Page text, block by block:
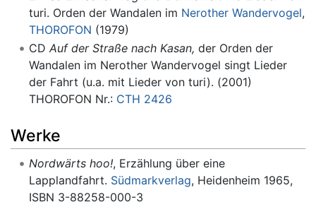
turi. Orden der Wandalen im Nerother Wandervogel,
THOROFON (1979)
CD Auf der Straße nach Kasan, der Orden der
Wandalen im Nerother Wandervogel singt Lieder
der Fahrt (u.a. mit Lieder von turi). (2001)
THOROFON Nr.: CTH 2426
Werke
Nordwärts hoo!, Erzählung über eine
Lapplandfahrt. Südmarkverlag, Heidenheim 1965,
ISBN 3-88258-000-3